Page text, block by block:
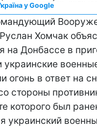
у Google
Хомчак
на Донбассе в
украинские
огонь в ответ на
стороны
которого был
украинский